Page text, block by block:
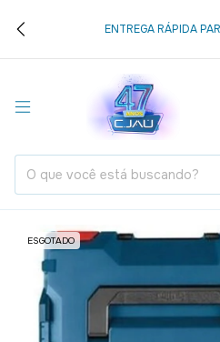
ENTREGA RÁPIDA
ESGOTADO